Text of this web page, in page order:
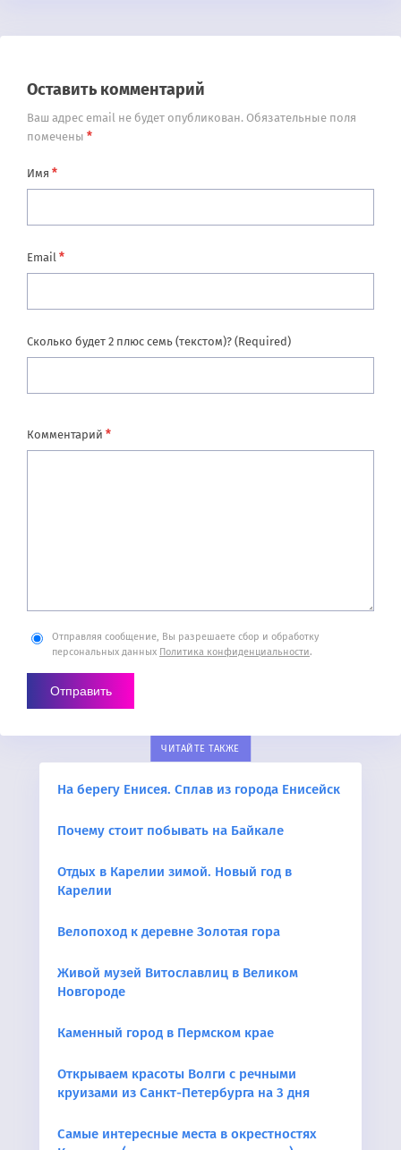
Оставить комментарий
Ваш адрес email не будет опубликован. Обязательные поля
помечены *
Имя *
Email *
Сколько будет 2 плюс семь (текстом)? (Required)
Комментарий *
Отправляя сообщение, Вы разрешаете сбор и обработку
персональных данных Политика конфиденциальности.
ЧИТАЙТЕ ТАКЖЕ
На берегу Енисея. Сплав из города Енисейск
Почему стоит побывать на Байкале
Отдых в Карелии зимой. Новый год в
Карелии
Велопоход к деревне Золотая гора
Живой музей Витославлиц в Великом
Новгороде
Каменный город в Пермском крае
Открываем красоты Волги с речными
круизами из Санкт-Петербурга на 3 дня
Самые интересные места в окрестностях